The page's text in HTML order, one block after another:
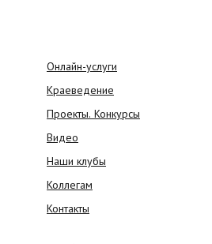
Онлайн-услуги
Краеведение
Проекты. Конкурсы
Видео
Наши клубы
Коллегам
Контакты